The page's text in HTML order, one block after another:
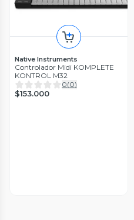
Native Instruments
Controlador Midi KOMPLETE
KONTROL M32
0(0)
$153.000